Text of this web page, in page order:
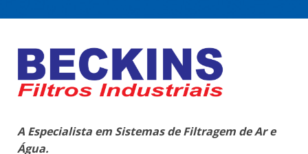
A Especialista em Sistemas de Filtragem de Ar e
Água.